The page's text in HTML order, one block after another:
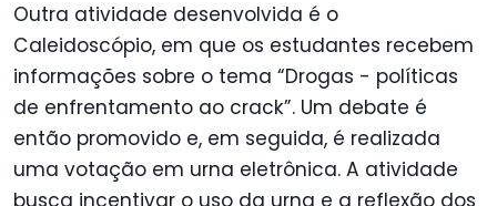
Outra atividade desenvolvida é o
Caleidoscópio, em que os estudantes recebem
informações sobre o tema “Drogas - políticas
de enfrentamento ao crack”. Um debate é
então promovido e, em seguida, é realizada
uma votação em urna eletrônica. A atividade
busca incentivar o uso da urna e a reflexão dos